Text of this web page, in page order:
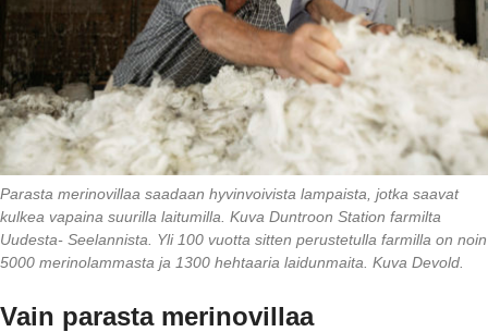
Parasta merinovillaa saadaan hyvinvoivista lampaista, jotka saavat
kulkea vapaina suurilla laitumilla. Kuva Duntroon Station farmilta
Uudesta- Seelannista. Yli 100 vuotta sitten perustetulla farmilla on noin
5000 merinolammasta ja 1300 hehtaaria laidunmaita. Kuva Devold.
Vain parasta merinovillaa